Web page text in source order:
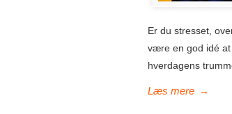
Er du stresset,
være en god idé
hverdagens
→